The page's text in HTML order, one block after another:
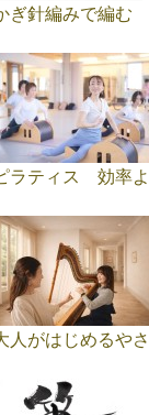
ぎ針編みで編む
ラティス 効率
人がはじめるや